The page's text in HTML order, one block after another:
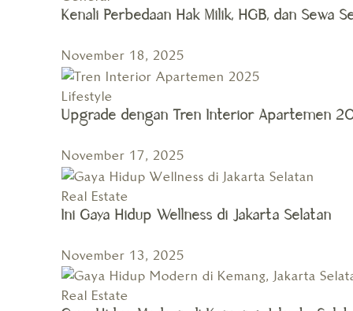
Kenali Perbedaan Hak Milik, HGB, dan Sewa
November 18, 2025
Lifestyle
Upgrade dengan Tren Interior Apartemen
November 17, 2025
Real Estate
Ini Gaya Hidup Wellness di Jakarta Selatan
November 13, 2025
Real Estate